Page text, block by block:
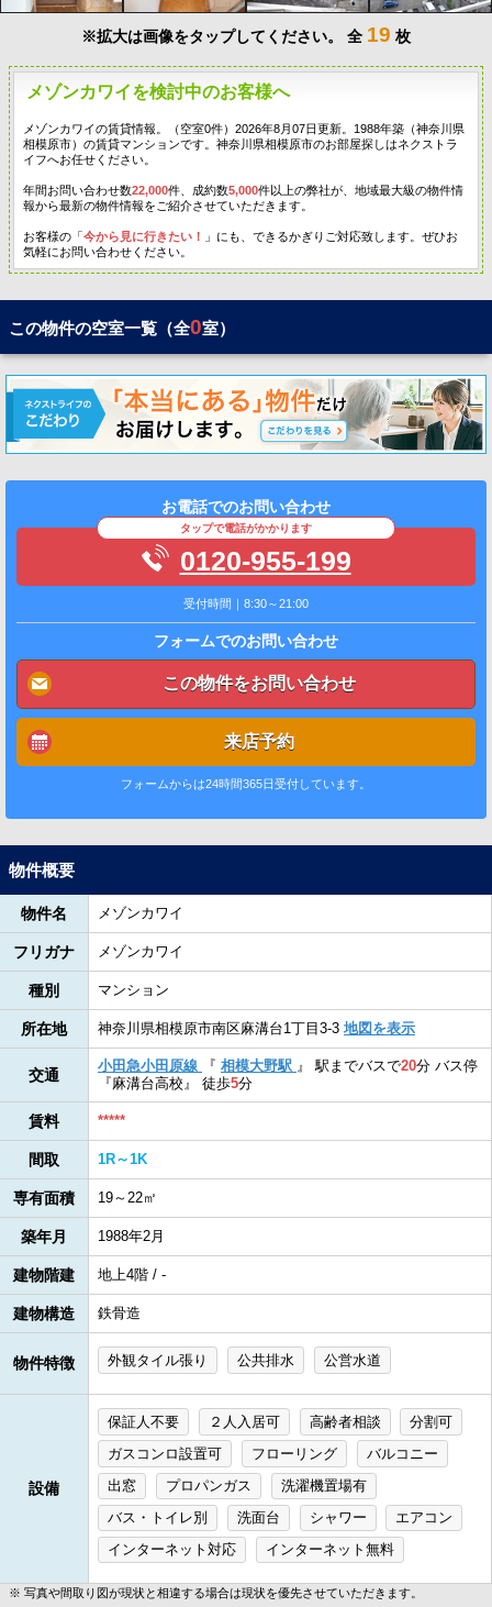
※拡大は画像をタップしてください。 全 19 枚
メゾンカワイを検討中のお客様へ
メゾンカワイの賃貸情報。（空室0件）2026年8月07日更新。1988年築（神奈川県
相模原市）の賃貸マンションです。神奈川県相模原市のお部屋探しはネクストラ
イフへお任せください。
年間お問い合わせ数22,000件、成約数5,000件以上の弊社が、地域最大級の物件情
報から最新の物件情報をご紹介させていただきます。
お客様の「今から見に行きたい！
」にも、できるかぎりご対応致します。ぜひお
気軽にお問い合わせください。
この物件の空室一覧（全0室）
お電話でのお問い合わせ
タップで電話がかかります
0120-955-199
受付時間｜8:30～21:00
フォームでのお問い合わせ
この物件をお問い合わせ
来店予約
フォームからは24時間365日受付しています。
物件概要
物件名 メゾンカワイ
フリガナ メゾンカワイ
種別 マンション
所在地 神奈川県相模原市南区麻溝台1丁目3-3 地図を表示
交通
小田急小田原線 『 相模大野駅 』 駅までバスで20分 バス停
『麻溝台高校』 徒歩5分
賃料 *****
間取 1R～1K
専有面積 19～22㎡
築年月 1988年2月
建物階建 地上4階 / -
建物構造 鉄骨造
物件特徴 外観タイル張り 公共排水 公営水道
設備
保証人不要 ２人入居可 高齢者相談
分割可
ガスコンロ設置可
フローリング
バルコニー
出窓
プロパンガス
洗濯機置場有
バス・トイレ別
洗面台 シャワー
エアコン
インターネット対応
インターネット無料
写真や間取り図が現状と相違する場合は現状を優先させていただきます。